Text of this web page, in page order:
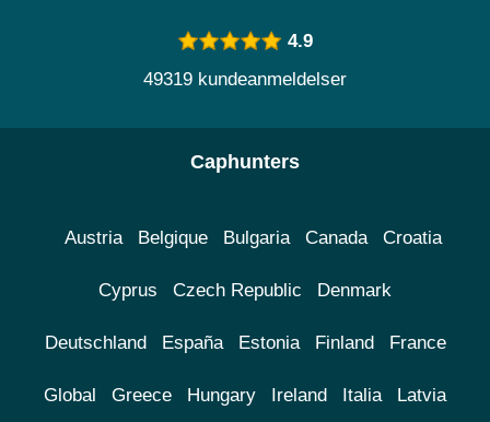
4.9
49319 kundeanmeldelser
Caphunters
Austria Belgique Bulgaria Canada Croatia
Cyprus Czech Republic Denmark
Deutschland España Estonia Finland France
Global Greece Hungary Ireland Italia Latvia